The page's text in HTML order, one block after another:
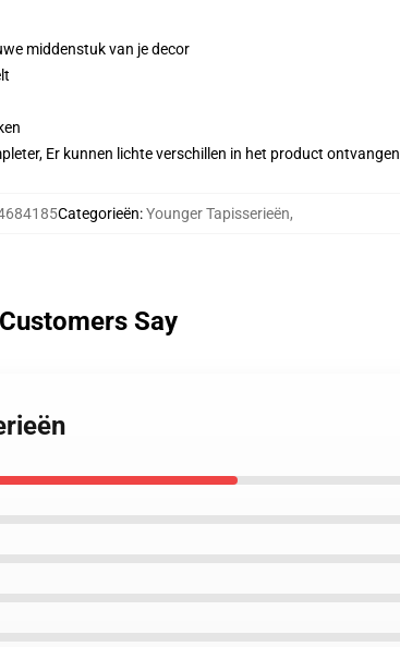
middenstuk van je decor
Er kunnen lichte verschillen in het product ontvangen
Categorieën:Younger Tapisserieën,
Say